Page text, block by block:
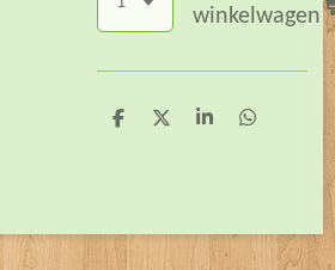
winkelwagen
D
D
S
D